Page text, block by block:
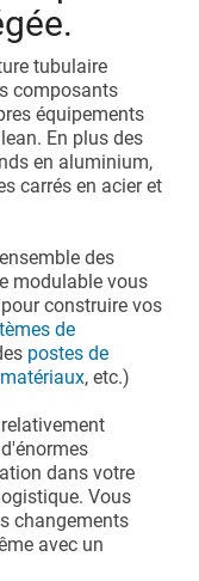
tubulaire
composants
équipements
En plus des
en aluminium,
carrés en acier et
des
modulable vous
construire vos
de
postes de
, etc.)
dans votre
Vous
changements
avec un